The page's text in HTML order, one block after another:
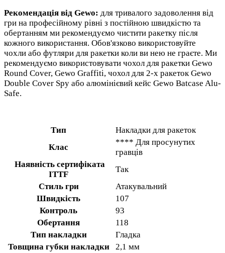
Рекомендація від Gewo: для тривалого задоволення від
гри на професійному рівні з постійною швидкістю та
обертанням ми рекомендуємо чистити ракетку після
кожного використання. Обов'язково використовуйте
чохли або футляри для ракетки коли ви нею не граєте. Ми
рекомендуємо використовувати чохол для ракетки Gewo
Round Cover, Gewo Graffiti, чохол для 2-х ракеток Gewo
Double Cover Spy або алюмінієвий кейс Gewo Batcase Alu-
Safe.
Тип
Накладки для ракеток
Клас
**** Для просунутих
гравців
Наявність сертифіката
ITTF
Так
Стиль гри
Атакувальний
Швидкість
107
Контроль
93
Обертання
118
Тип накладки
Гладка
Товщина губки накладки
2,1 мм